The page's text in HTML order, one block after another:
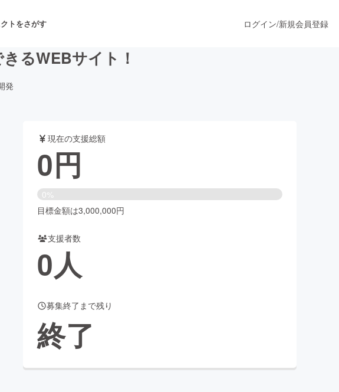
トをさがす
・パフォーマンス
・漫画
ーティー・ヘルスケア
ログイン/新規会員登録
るWEBサイト！
発
現在の支援総額
0円
0%
目標金額は3,000,000円
支援者数
0人
募集終了まで残り
終了